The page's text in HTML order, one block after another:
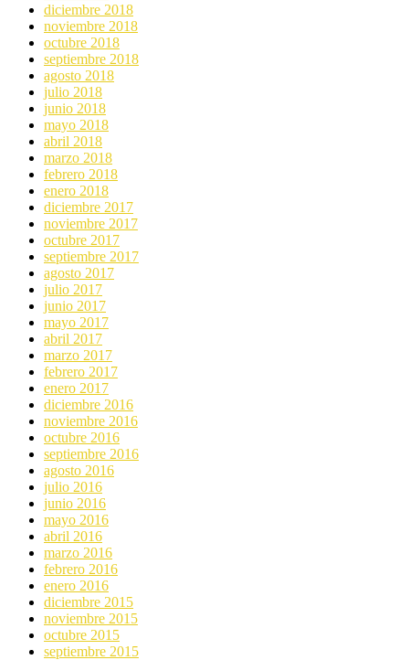
diciembre 2018
noviembre 2018
octubre 2018
septiembre 2018
agosto 2018
julio 2018
junio 2018
mayo 2018
abril 2018
marzo 2018
febrero 2018
enero 2018
diciembre 2017
noviembre 2017
octubre 2017
septiembre 2017
agosto 2017
julio 2017
junio 2017
mayo 2017
abril 2017
marzo 2017
febrero 2017
enero 2017
diciembre 2016
noviembre 2016
octubre 2016
septiembre 2016
agosto 2016
julio 2016
junio 2016
mayo 2016
abril 2016
marzo 2016
febrero 2016
enero 2016
diciembre 2015
noviembre 2015
octubre 2015
septiembre 2015